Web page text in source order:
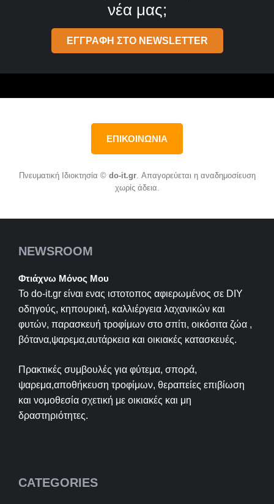
νέα μας;
ΕΓΓΡΑΦΗ ΣΤΟ NEWSLETTER
ΕΠΙΚΟΙΝΩΝΙΑ
Πνευματική Ιδιοκτησία © do-it.gr. Απαγορεύεται η αναδημοσίευση
χωρίς άδεια.
NEWSROOM
Φτιάχνω Μόνος Μου
Το do-it.gr είναι ενας ιστοτοπος αφιερωμένος σε DIY
οδηγούς, κηπουρική, καλλιέργεια λαχανικών και
φυτών, παρασκευή τροφίμων στο σπίτι, οικόσιτα ζώα ,
βότανα,ψαρεμα,αυτάρκεια και οικιακές κατασκευές.
Πρακτικές συμβουλές για φύτεμα, σπορά,
ψαρεμα,αποθήκευση τροφίμων, θεραπείες επιβίωση
και νομοθεσία σχετική με οικιακές και μη
δραστηριότητες.
CATEGORIES